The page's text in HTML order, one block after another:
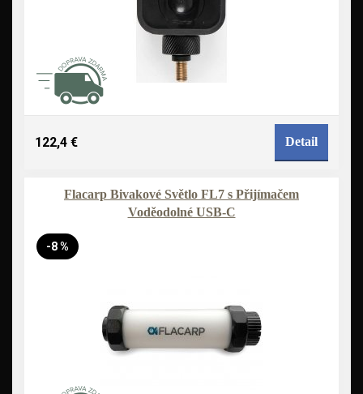
122,4 € Detail
Flacarp Bivakové Světlo FL7 s Přijímačem
Voděodolné USB-C
-8 %